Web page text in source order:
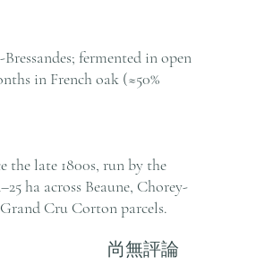
fermented in open
in French oak (≈50%
the late 1800s, run by the
ha across Beaune, Chorey-
Cru Corton parcels.
尚無評論